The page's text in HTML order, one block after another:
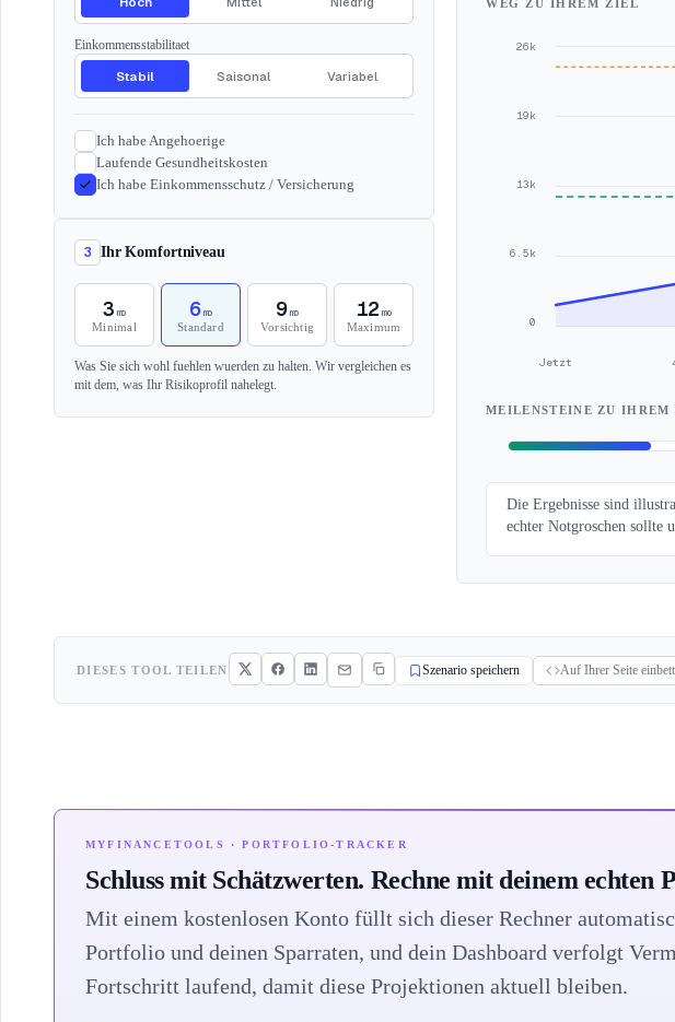
Einkommensstabilitaet
Stabil Saisonal Variabel
Ich habe Angehoerige
Laufende Gesundheitskosten
Ich habe Einkommensschutz / Versicherung
3 Ihr Komfortniveau
3 mo
Minimal
6mo
Standard
9mo
Vorsichtig
12 mo
Maximum
Was Sie sich wohl fuehlen wuerden zu halten. Wir vergleichen es
mit dem, was Ihr Risikoprofil nahelegt.
WEG ZU IHREM ZIEL
26k
19k
13k
6.5k
0
Jetzt
MEILENSTEINE ZU IHREM
Die Ergebnisse sind
echter Notgroschen sollte
DIESES TOOL TEILEN Szenario speichern Auf Ihrer Seite
MYFINANCETOOLS · PORTFOLIO-TRACKER
Schluss mit Schätzwerten. Rechne mit deinem echten
Mit einem kostenlosen Konto füllt sich dieser Rechner
Portfolio und deinen Sparraten, und dein Dashboard verfolgt
Fortschritt laufend, damit diese Projektionen aktuell bleiben.